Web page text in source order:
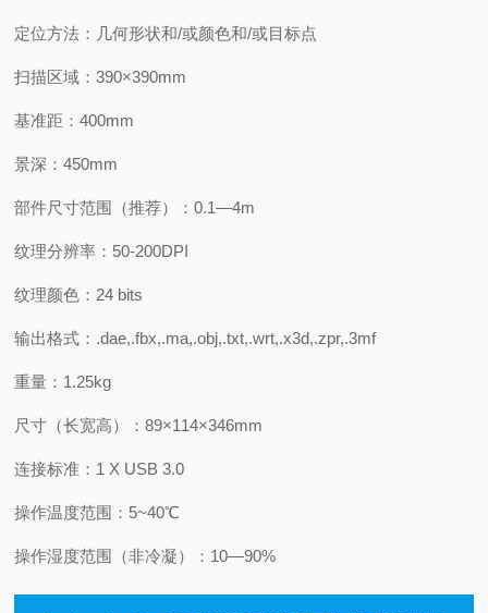
定位方法：几何形状和/或颜色和/或目标点
扫描区域：390×390mm
基准距：400mm
景深：450mm
部件尺寸范围（推荐）：0.1—4m
纹理分辨率：50-200DPI
纹理颜色：24 bits
输出格式：.dae,.fbx,.ma,.obj,.txt,.wrt,.x3d,.zpr,.3mf
重量：1.25kg
尺寸（长宽高）：89×114×346mm
连接标准：1 X USB 3.0
操作温度范围：5~40℃
操作湿度范围（非冷凝）：10—90%